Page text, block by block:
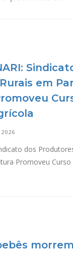
em
dos
Promoveu